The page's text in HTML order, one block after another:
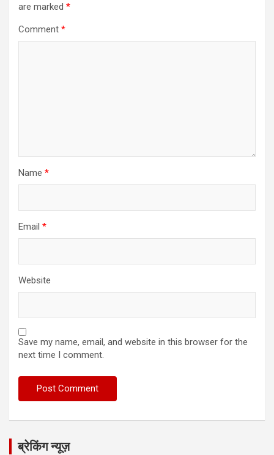
are marked *
Comment *
Name *
Email *
Website
Save my name, email, and website in this browser for the
next time I comment.
ब्रेकिंग न्यूज़